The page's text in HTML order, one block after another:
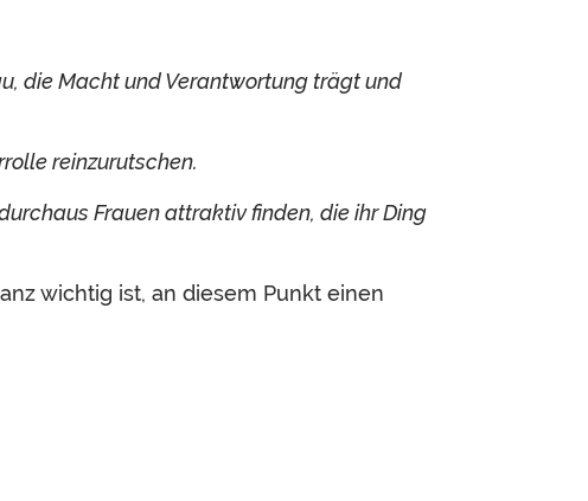
die Macht und Verantwortung trägt und
reinzurutschen.
Frauen attraktiv finden, die ihr Ding
wichtig ist, an diesem Punkt einen